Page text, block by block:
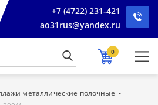
+7 (4722) 231-421
ao31rus@yandex.ru
0
металлические полочные